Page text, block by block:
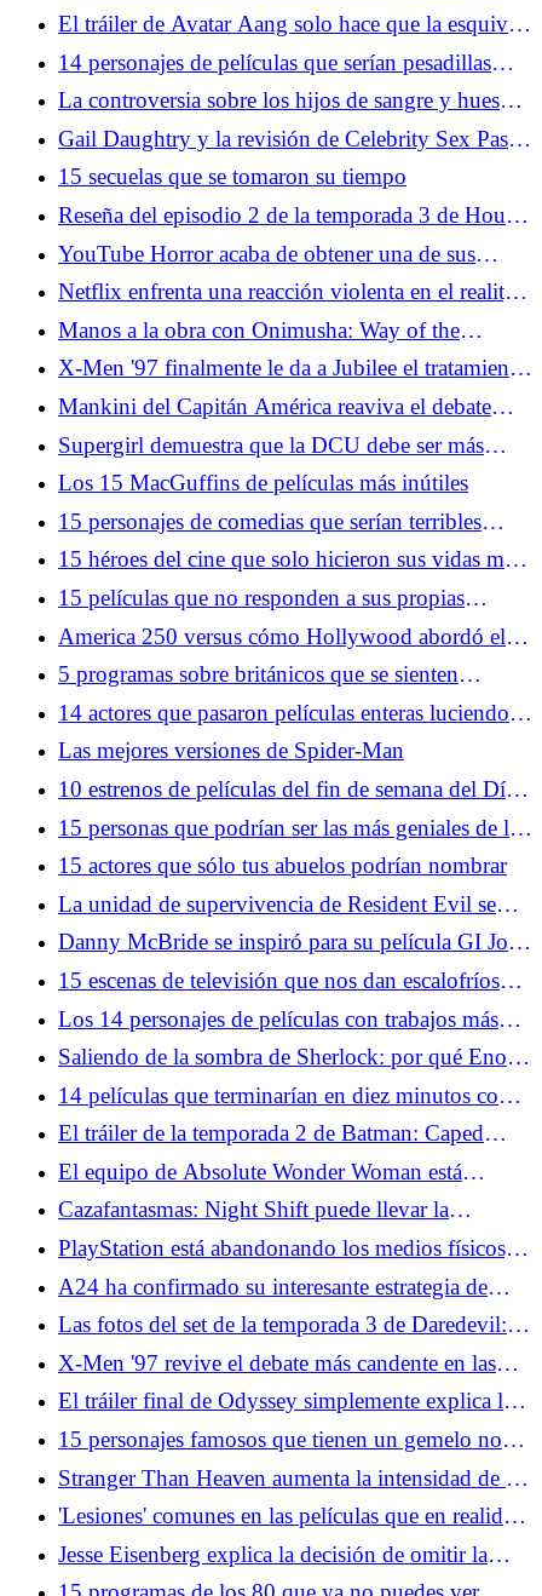
El tráiler de Avatar Aang solo hace que la esquiva
teatral de Paramount sea aún más frustrante
14 personajes de películas que serían pesadillas
para recursos humanos
La controversia sobre los hijos de sangre y huesos
revela los peligros de la adaptación
Gail Daughtry y la revisión de Celebrity Sex Pass:
buena y saludable inmundicia de Hollywood
15 secuelas que se tomaron su tiempo
Reseña del episodio 2 de la temporada 3 de House
of the Dragon: Encorvado hacia Desembarco del
Rey
YouTube Horror acaba de obtener una de sus
adaptaciones cinematográficas más importantes
hasta el momento
Netflix enfrenta una reacción violenta en el reality
show Wonka después de usar inteligencia artificial
para recrear la voz de Gene Wilder
Manos a la obra con Onimusha: Way of the
Sword: novedades del próximo gran giro de
Capcom
X-Men '97 finalmente le da a Jubilee el tratamiento
Gambit
Mankini del Capitán América reaviva el debate
sobre el servicio de fans de los videojuegos
Supergirl demuestra que la DCU debe ser más
grande que James Gunn
Los 15 MacGuffins de películas más inútiles
15 personajes de comedias que serían terribles
vecinos
15 héroes del cine que solo hicieron sus vidas más
difíciles
15 películas que no responden a sus propias
preguntas
America 250 versus cómo Hollywood abordó el
último cumpleaños emblemático del país
5 programas sobre británicos que se sienten
miserables para celebrar el 4 de julio
14 actores que pasaron películas enteras luciendo
confundidos
Las mejores versiones de Spider-Man
10 estrenos de películas del fin de semana del Día
de la Independencia que se convirtieron en clásicos
15 personas que podrían ser las más geniales de la
historia del mundo
15 actores que sólo tus abuelos podrían nombrar
La unidad de supervivencia de Resident Evil se
une a Monster Hunter
Danny McBride se inspiró para su película GI Joe
a partir de un corte profundo de dibujos animados
15 escenas de televisión que nos dan escalofríos
cada vez que las miramos
Los 14 personajes de películas con trabajos más
extraños de alguna manera reprimidos
Saliendo de la sombra de Sherlock: por qué Enola
Holmes trabaja como detective héroe
14 películas que terminarían en diez minutos con
tecnología moderna
El tráiler de la temporada 2 de Batman: Caped
Crusader promete más villanos profundos
El equipo de Absolute Wonder Woman está
adaptando una de las mejores películas de género
de la historia
Cazafantasmas: Night Shift puede llevar la
franquicia más allá del núcleo cuatro
PlayStation está abandonando los medios físicos,
en detrimento de los consumidores
A24 ha confirmado su interesante estrategia de
relanzamiento para trastiendas
Las fotos del set de la temporada 3 de Daredevil:
Born Again muestran el reemplazo de un héroe
X-Men '97 revive el debate más candente en las
tiendas de cómics de la década de 1990
El tráiler final de Odyssey simplemente explica la
trama para que los grandes no clásicos también la
disfruten
15 personajes famosos que tienen un gemelo no
famoso
Stranger Than Heaven aumenta la intensidad de la
franquicia Brawler de Sega
'Lesiones' comunes en las películas que en realidad
serían fatales en la vida real
Jesse Eisenberg explica la decisión de omitir la
secuela de la red social